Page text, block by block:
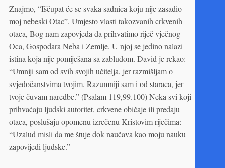
Znajmo, “Iščupat će se svaka sadnica koju nije zasadio
moj nebeski Otac”. Umjesto vlasti takozvanih crkvenih
otaca, Bog nam zapovjeda da prihvatimo riječ vječnog
Oca, Gospodara Neba i Zemlje. U njoj se jedino nalazi
istina koja nije pomiješana sa zabludom. David je rekao:
“Umniji sam od svih svojih učitelja, jer razmišljam o
svjedočanstvima tvojim. Razumniji sam i od staraca, jer
tvoje čuvam naredbe.” (Psalam 119,99.100) Neka svi koji
prihvaćaju ljudski autoritet, crkvene običaje ili predaju
otaca, poslušaju opomenu izrečenu Kristovim riječima:
“Uzalud misli da me štuje dok naučava kao moju nauku
zapovijedi ljudske.”